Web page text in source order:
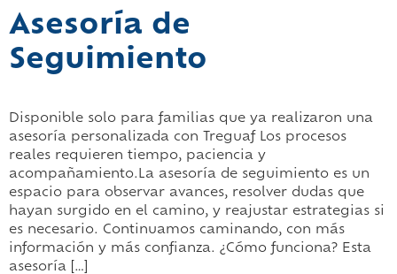
Asesoría de
Seguimiento
Disponible solo para familias que ya realizaron una
asesoría personalizada con Treguaf Los procesos
reales requieren tiempo, paciencia y
acompañamiento.La asesoría de seguimiento es un
espacio para observar avances, resolver dudas que
hayan surgido en el camino, y reajustar estrategias si
es necesario. Continuamos caminando, con más
información y más confianza. ¿Cómo funciona? Esta
asesoría […]